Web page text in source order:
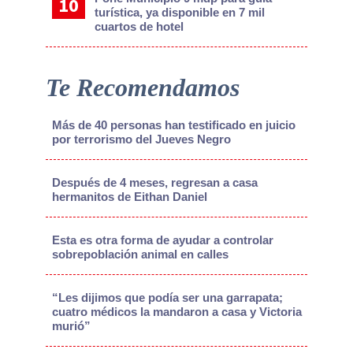
turística, ya disponible en 7 mil
cuartos de hotel
Te Recomendamos
Más de 40 personas han testificado en juicio
por terrorismo del Jueves Negro
Después de 4 meses, regresan a casa
hermanitos de Eithan Daniel
Esta es otra forma de ayudar a controlar
sobrepoblación animal en calles
“Les dijimos que podía ser una garrapata;
cuatro médicos la mandaron a casa y Victoria
murió”